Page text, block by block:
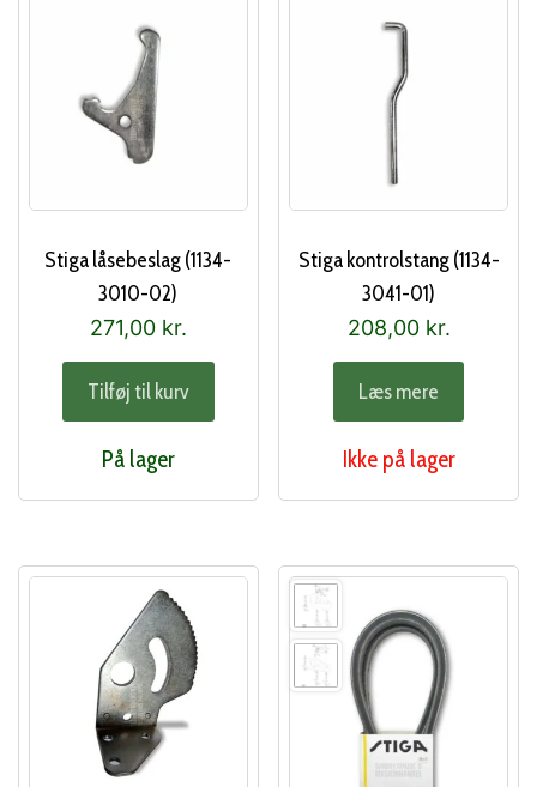
Stiga låsebeslag (1134-
3010-02)
271,00 kr.
Tilføj til kurv
På lager
Stiga kontrolstang (1134-
3041-01)
208,00 kr.
Læs mere
Ikke på lager